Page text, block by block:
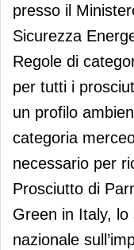
presso il
Sicurezza
Regole di
per tutti i
un profilo
categoria
necessario per
Prosciutto di
Green in Italy,
nazionale